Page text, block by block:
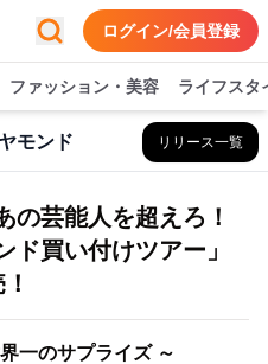
ログイン/会員登録
ファッション・美容 ライフスタ
モンド リリース一覧
の芸能人を超えろ！
ド買い付けツアー」
一のサプライズ ～